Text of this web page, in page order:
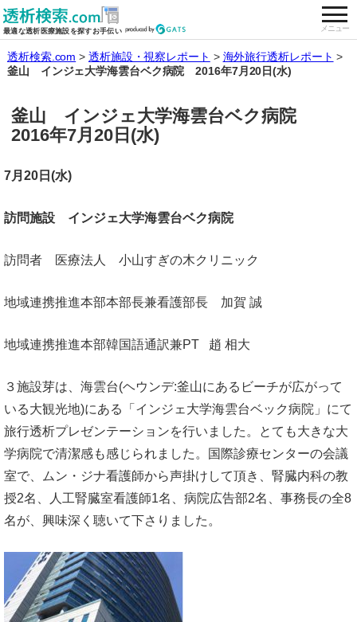
最適な透析医療施設を探すお手伝い メニュー
全国の透析施設を検索する
透析検索.com 透析施設・視察レポート 海外旅行透析レポート
釜山 インジェ大学海雲台ベク病院 2016年7月20日(水)
釜山 インジェ大学海雲台ベク病院
2016年7月20日(水)
7月20日(水)
訪問施設 インジェ大学海雲台ベク病院
訪問者 医療法人 小山すぎの木クリニック
地域連携推進本部本部長兼看護部長 加賀 誠
地域連携推進本部韓国語通訳兼PT 趙 相大
３施設芽は、海雲台(ヘウンデ:釜山にあるビーチが広がって
いる大観光地)にある「インジェ大学海雲台ベック病院」にて
旅行透析プレゼンテーションを行いました。とても大きな大
学病院で清潔感も感じられました。国際診療センターの会議
室で、ムン・ジナ看護師から声掛けして頂き、腎臓内科の教
授2名、人工腎臓室看護師1名、病院広告部2名、事務長の全8
名が、興味深く聴いて下さりました。